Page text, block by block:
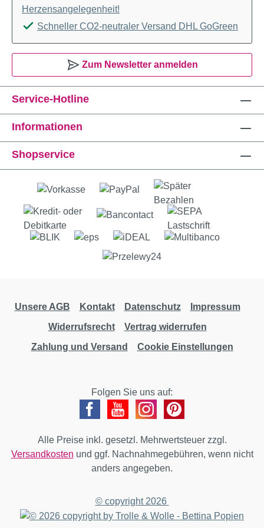
Service-Hotline
Informationen
Shopservice
Herzensangelegenheit!
Schneller CO2-neutraler Versand DHL GoGreen
Zum Newsletter anmelden
Unsere AGB Kontakt Datenschutz
Impressum
Widerrufsrecht
Vertrag widerrufen
Zahlung und Versand
Cookie Einstellungen
Folgen Sie uns auf:
Alle Preise inkl. gesetzl. Mehrwertsteuer zzgl.
Versandkosten und ggf. Nachnahmegebühren, wenn nicht
anders angegeben.
© copyright 2026